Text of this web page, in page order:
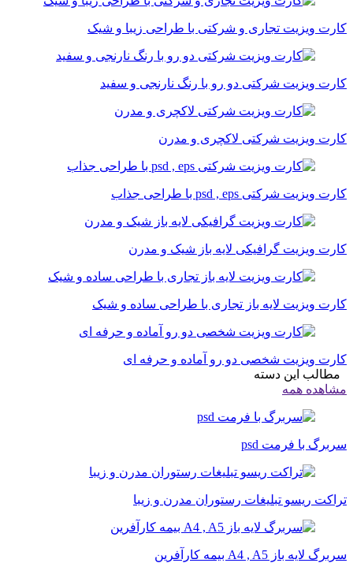
کارت ویزیت تجاری و شرکتی با طراحی زیبا و شیک
کارت ویزیت شرکتی دو رو با رنگ نارنجی و سفید
کارت ویزیت شرکتی لاکچری و مدرن
کارت ویزیت شرکتی psd , eps با طراحی جذاب
کارت ویزیت گرافیکی لایه باز شیک و مدرن
کارت ویزیت لایه باز تجاری با طراحی ساده و شیک
کارت ویزیت شخصی دو رو آماده و حرفه ای
مطالب این دسته
مشاهده همه
سربرگ با فرمت psd
تراکت ریسو تبلیغات رستوران مدرن و زیبا
سربرگ لایه باز A4 , A5 بیمه کارآفرین